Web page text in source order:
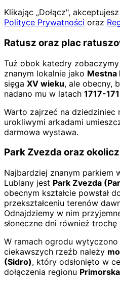
Klikając „Dołącz",
Polityce Prywatności oraz
Ratusz oraz plac
Tuż obok katedry
znanym lokalnie jako Mestna
sięga XV wieku, ale obecny,
nadano mu w latach 1717-
Warto zajrzeć na dziedziniec
urokliwymi arkadami
darmowa wystawa.
Park Zvezda oraz
Najbardziej znanym parkiem
Lublany jest Park Zvezda
obecnym kształcie powstał
przekształceniu terenów
Odnajdziemy w nim
słoneczne dni również trochę
W ramach ogrodu wytyczono
ciekawszych rzeźb należy
(Sidro), który odsłonięto w
dołączenia regionu Primorska